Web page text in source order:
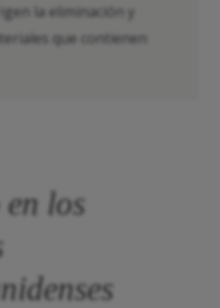
la eliminación y
que contienen
en los